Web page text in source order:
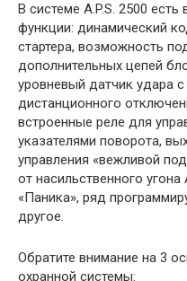
В системе A.P.S. 2500
функции: динамический
стартера, возможность
дополнительных цепей
уровневый датчик удара
дистанционного
встроенные реле для
указателями поворота,
управления «вежливой
от насильственного
«Паника», ряд
другое.
Обратите внимание на 3
охранной системы: